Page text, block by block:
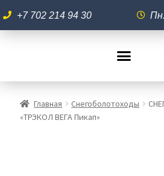
+7 702 214 94 30
Главная Снегоболотоходы
«ТРЭКОЛ ВЕГА Пикап»